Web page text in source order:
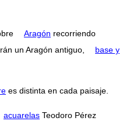
Aragón recorriendo
un Aragón antiguo,
base y
es distinta en cada paisaje.
acuarelas Teodoro Pérez